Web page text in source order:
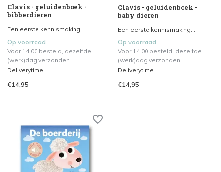
Clavis - geluidenboek -
bibberdieren
Een eerste kennismaking...
Op voorraad
Voor 14.00 besteld, dezelfde
(werk)dag verzonden.
Deliverytime
€14,95
Clavis - geluidenboek -
baby dieren
Een eerste kennismaking...
Op voorraad
Voor 14.00 besteld, dezelfde
(werk)dag verzonden.
Deliverytime
€14,95